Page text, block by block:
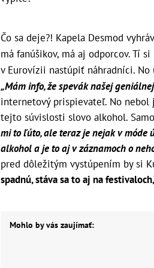
Čo sa deje?! Kapela Desmod
má fanúšikov, má aj odporcov. Tí
v Eurovízii nastúpiť náhradníci.
„Mám info, že spevák našej
internetový prispievateľ. No nebol
tejto súvislosti slovo alkohol.
mi to ľúto, ale teraz je nejak v móde
alkohol a je to aj v záznamoch o
pred dôležitým vystúpením by si
spadnú, stáva sa to aj na
Mohlo by vás zaujímať: